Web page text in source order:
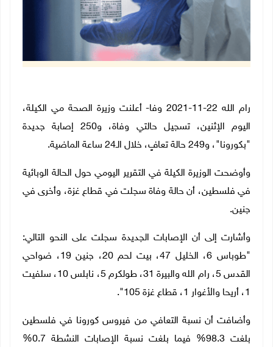
رام الله 22-11-2021 وفا- أعلنت وزيرة الصحة مي الكيلة،
اليوم الإثنين، تسجيل حالتي وفاة، و250 إصابة جديدة
"بكورونا"، و249 حالة تعافٍ، خلال الـ24 ساعة الماضية.
وأوضحت الوزيرة الكيلة في التقرير اليومي حول الحالة الوبائية
في فلسطين، أن حالة وفاة سجلت في قطاع غزة، وأخرى في
جنين.
وأشارت إلى أن الإصابات الجديدة سجلت على النحو التالي:
"طوباس 6، الخليل 47، بيت لحم 20، جنين 19، ضواحي
القدس 5، رام الله والبيرة 31، طولكرم 5، نابلس 10، سلفيت
1، أريحا والأغوار 1، قطاع غزة 105".
وأضافت أن نسبة التعافي من فيروس كورونا في فلسطين
بلغت 98.3% فيما بلغت نسبة الإصابات النشطة 0.7%